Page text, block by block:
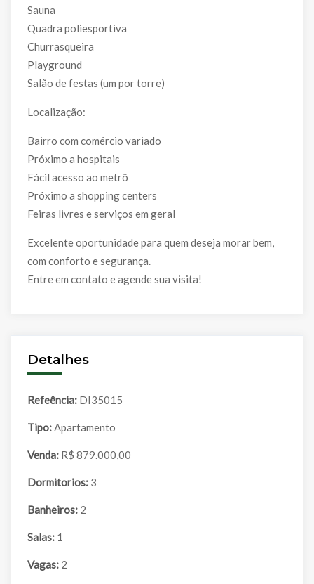
Sauna
Quadra poliesportiva
Churrasqueira
Playground
Salão de festas (um por torre)
Localização:
Bairro com comércio variado
Próximo a hospitais
Fácil acesso ao metrô
Próximo a shopping centers
Feiras livres e serviços em geral
Excelente oportunidade para quem deseja morar bem,
com conforto e segurança.
Entre em contato e agende sua visita!
Detalhes
Refeência: DI35015
Tipo: Apartamento
Venda: R$ 879.000,00
Dormitorios: 3
Banheiros: 2
Salas: 1
Vagas: 2